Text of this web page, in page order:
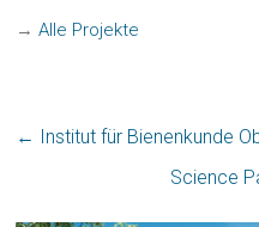
→Alle Projekte
← Institut für Bienenkunde
Science